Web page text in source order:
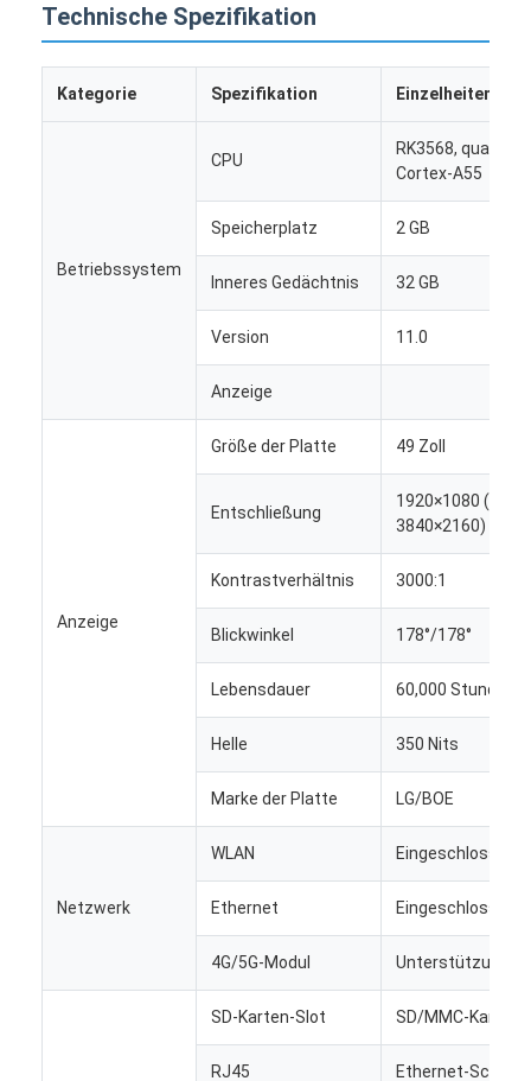
Werksbesichtigung
Qualitätskontrolle
Plaudern Sie Jetzt
Digitale LCD-Signatur für Innenräume
Lcd-digitale Beschilderung im Freien
Boden, der lcd-digitale Beschilderung steht
Technische Spezifikation
Kategorie Spezifikation Einzelheiten
Betriebssystem
CPU
RK3568, quad-
Cortex-A55
Speicherplatz 2 GB
Inneres Gedächtnis 32 GB
Version 11.0
Anzeige
Anzeige
Größe der Platte 49 Zoll
Entschließung
1920×1080
3840×2160)
Kontrastverhältnis 3000:1
Blickwinkel 178°/178°
Lebensdauer 60,000 Stunden
Helle 350 Nits
Marke der Platte LG/BOE
Netzwerk
WLAN Eingeschlossen
Ethernet Eingeschlossen
4G/5G-Modul Unterstützung
SD-Karten-Slot SD/MMC-
RJ45 Ethernet-